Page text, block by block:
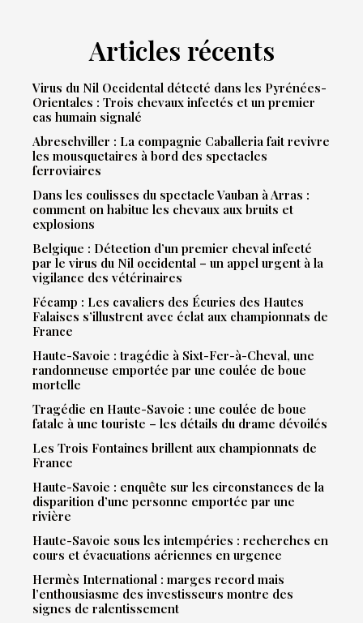
Articles récents
Virus du Nil Occidental détecté dans les Pyrénées-
Orientales : Trois chevaux infectés et un premier
cas humain signalé
Abreschviller : La compagnie Caballeria fait revivre
les mousquetaires à bord des spectacles
ferroviaires
Dans les coulisses du spectacle Vauban à Arras :
comment on habitue les chevaux aux bruits et
explosions
Belgique : Détection d’un premier cheval infecté
par le virus du Nil occidental – un appel urgent à la
vigilance des vétérinaires
Fécamp : Les cavaliers des Écuries des Hautes
Falaises s’illustrent avec éclat aux championnats de
France
Haute-Savoie : tragédie à Sixt-Fer-à-Cheval, une
randonneuse emportée par une coulée de boue
mortelle
Tragédie en Haute-Savoie : une coulée de boue
fatale à une touriste – les détails du drame dévoilés
Les Trois Fontaines brillent aux championnats de
France
Haute-Savoie : enquête sur les circonstances de la
disparition d’une personne emportée par une
rivière
Haute-Savoie sous les intempéries : recherches en
cours et évacuations aériennes en urgence
Hermès International : marges record mais
l’enthousiasme des investisseurs montre des
signes de ralentissement